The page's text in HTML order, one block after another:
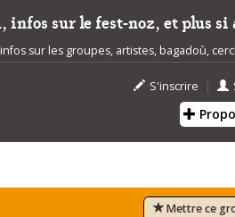
infos sur le fest-noz, et plus
sur les groupes, artistes, bagadoù,
S'inscrire |
Mettre ce